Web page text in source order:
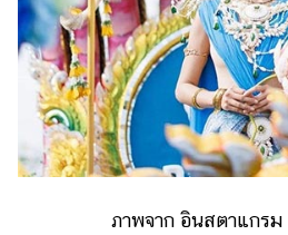
ติดต่อ
โฆษณา
แจ้ง
ปัญหา
ร่วม
ภาพจาก อินสตาแกรม